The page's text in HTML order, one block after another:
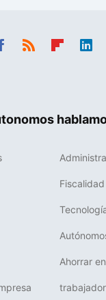
Ahorrar